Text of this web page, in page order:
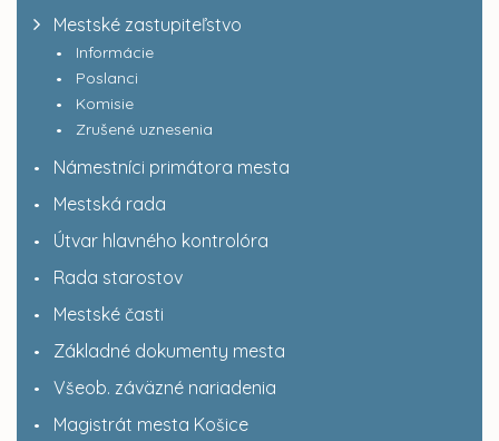
Mestské zastupiteľstvo
Informácie
Poslanci
Komisie
Zrušené uznesenia
Námestníci primátora mesta
Mestská rada
Útvar hlavného kontrolóra
Rada starostov
Mestské časti
Základné dokumenty mesta
Všeob. záväzné nariadenia
Magistrát mesta Košice